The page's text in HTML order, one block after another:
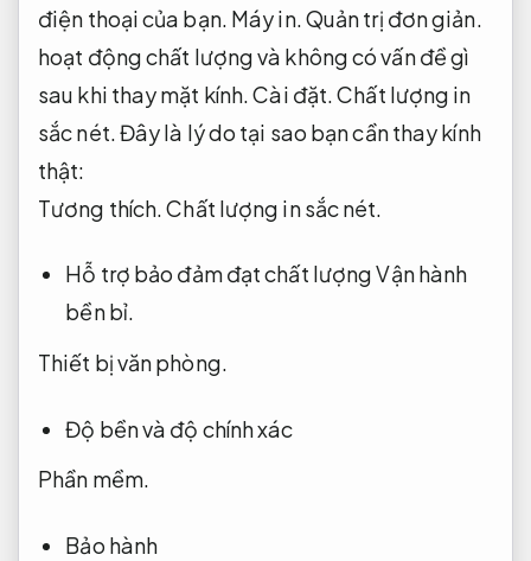
điện thoại của bạn. Máy in.Quản trị đơn giản.
hoạt động chất lượng và không có vấn đề gì
sau khi thay mặt kính.Cài đặt.Chất lượng in
sắc nét.Đây là lý do tại sao bạn cần thay kính
thật:
Tương thích.Chất lượng in sắc nét.
Hỗ trợ bảo đảm đạt chất lượngVận hành
bền bỉ.
Thiết bị văn phòng.
Độ bền và độ chính xác
Phần mềm.
Bảo hành